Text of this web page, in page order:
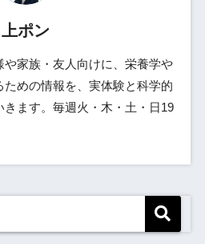
上ポン
や家族・友人向けに、栄養学や
めの情報を、実体験と科学的
ます。毎週火・木・土・日19